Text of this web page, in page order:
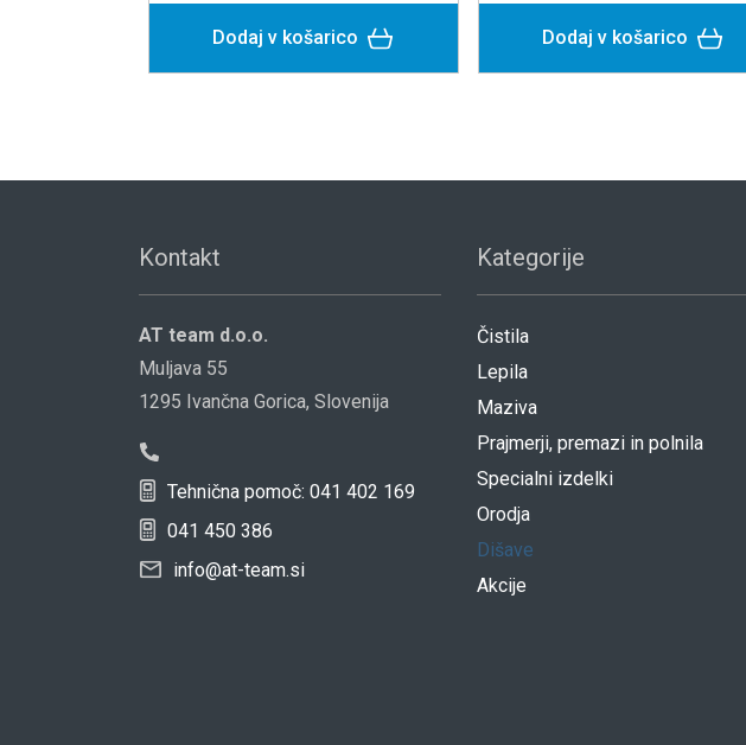
Dodaj v košarico Dodaj v košarico
Kontakt
AT team d.o.o.
Muljava 55
1295 Ivančna Gorica, Slovenija
Tehnična pomoč: 041 402 169
041 450 386
info@at-team.si
Kategorije
Čistila
Lepila
Maziva
Prajmerji, premazi in polnila
Specialni izdelki
Orodja
Dišave
Akcije